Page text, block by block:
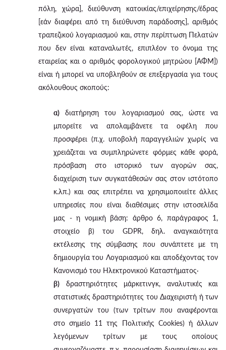
πόλη, χώρα], διεύθυνση κατοικίας/επιχείρησης/έδρας
[εάν διαφέρει από τη διεύθυνση παράδοσης], αριθμός
τραπεζικού λογαριασμού και, στην περίπτωση Πελατών
που δεν είναι καταναλωτές, επιπλέον το όνομα της
εταιρείας και ο αριθμός φορολογικού μητρώου [ΑΦΜ])
είναι ή μπορεί να υποβληθούν σε επεξεργασία για τους
ακόλουθους σκοπούς:
α) διατήρηση του λογαριασμού σας, ώστε να
μπορείτε να απολαμβάνετε τα οφέλη που
προσφέρει (π.χ. υποβολή παραγγελιών χωρίς να
χρειάζεται να συμπληρώνετε φόρμες κάθε φορά,
πρόσβαση στο ιστορικό των αγορών σας,
διαχείριση των συγκατάθεσών σας στον ιστότοπο
κ.λπ.) και σας επιτρέπει να χρησιμοποιείτε άλλες
υπηρεσίες που είναι διαθέσιμες στην ιστοσελίδα
μας - η νομική βάση: άρθρο 6, παράγραφος 1,
στοιχείο β) του GDPR, δηλ. αναγκαιότητα
εκτέλεσης της σύμβασης που συνάπτετε με τη
δημιουργία του Λογαριασμού και αποδέχοντας τον
Κανονισμό του Ηλεκτρονικού Καταστήματος·
β) δραστηριότητες μάρκετινγκ, αναλυτικές και
στατιστικές δραστηριότητες του Διαχειριστή ή των
συνεργατών του (των τρίτων που αναφέρονται
στο σημείο 11 της Πολιτικής Cookies) ή άλλων
λεγόμενων τρίτων με τους οποίους